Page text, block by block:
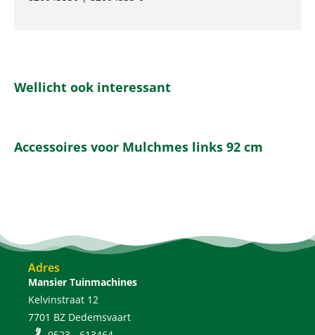
Wellicht ook interessant
Accessoires voor Mulchmes links 92 cm
Adres
Mansier Tuinmachines
Kelvinstraat 12
7701 BZ Dedemsvaart